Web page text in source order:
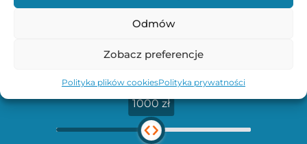
Odmów
Zobacz preferencje
Polityka plików cookiesPolityka prywatności
LOMBARDOWY
Jakiej kwoty potrzebujesz?
1000 zł